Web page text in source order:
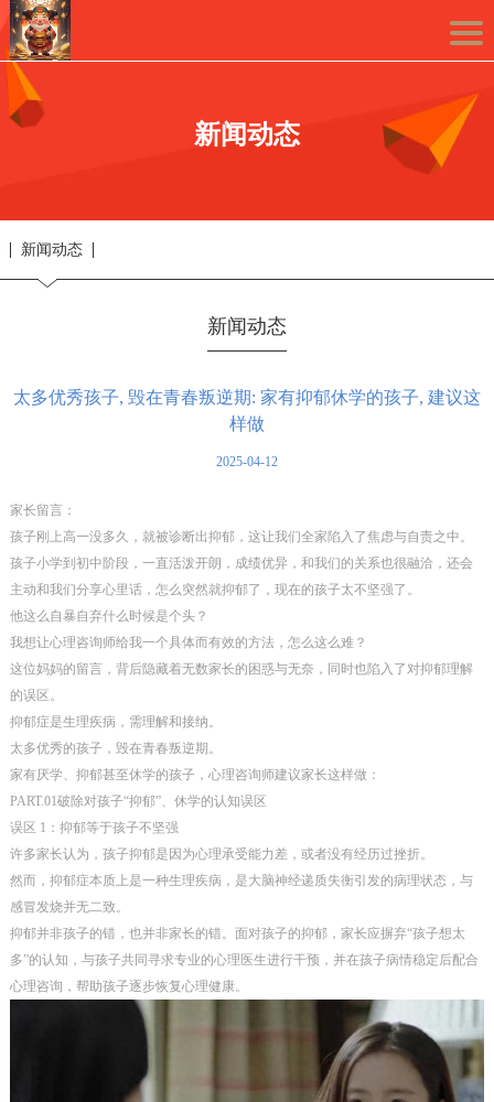
新闻动态
新闻动态
新闻动态
太多优秀孩子, 毁在青春叛逆期: 家有抑郁休学的孩子, 建议这
样做
2025-04-12
家长留言：
孩子刚上高一没多久，就被诊断出抑郁，这让我们全家陷入了焦虑与自责之中。
孩子小学到初中阶段，一直活泼开朗，成绩优异，和我们的关系也很融洽，还会
主动和我们分享心里话，怎么突然就抑郁了，现在的孩子太不坚强了。
他这么自暴自弃什么时候是个头？
我想让心理咨询师给我一个具体而有效的方法，怎么这么难？
这位妈妈的留言，背后隐藏着无数家长的困惑与无奈，同时也陷入了对抑郁理解
的误区。
抑郁症是生理疾病，需理解和接纳。
太多优秀的孩子，毁在青春叛逆期。
家有厌学、抑郁甚至休学的孩子，心理咨询师建议家长这样做：
PART.01破除对孩子“抑郁”、休学的认知误区
误区 1：抑郁等于孩子不坚强
许多家长认为，孩子抑郁是因为心理承受能力差，或者没有经历过挫折。
然而，抑郁症本质上是一种生理疾病，是大脑神经递质失衡引发的病理状态，与
感冒发烧并无二致。
抑郁并非孩子的错，也并非家长的错。面对孩子的抑郁，家长应摒弃“孩子想太
多”的认知，与孩子共同寻求专业的心理医生进行干预，并在孩子病情稳定后配合
心理咨询，帮助孩子逐步恢复心理健康。